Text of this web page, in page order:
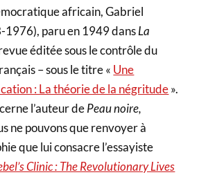
africain, Gabriel
1976), paru en 1949 dansLa
éditée sous le contrôle du
– sous le titre « Une
: La théorie de la négritude».
l’auteur dePeau noire,
ne pouvons que renvoyer à
que lui consacre l’essayiste
Clinic : The Revolutionary Lives